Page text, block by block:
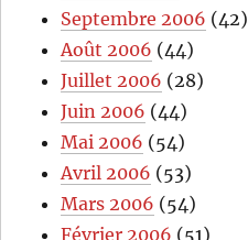
Septembre 2006 (42)
Août 2006 (44)
Juillet 2006 (28)
Juin 2006 (44)
Mai 2006 (54)
Avril 2006 (53)
Mars 2006 (54)
Février 2006 (51)